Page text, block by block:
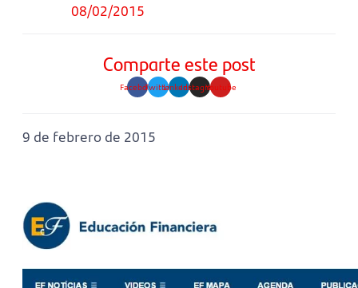
08/02/2015
Comparte este post
FacebookTwitterLinkedinInstagramYoutube
9 de febrero de 2015